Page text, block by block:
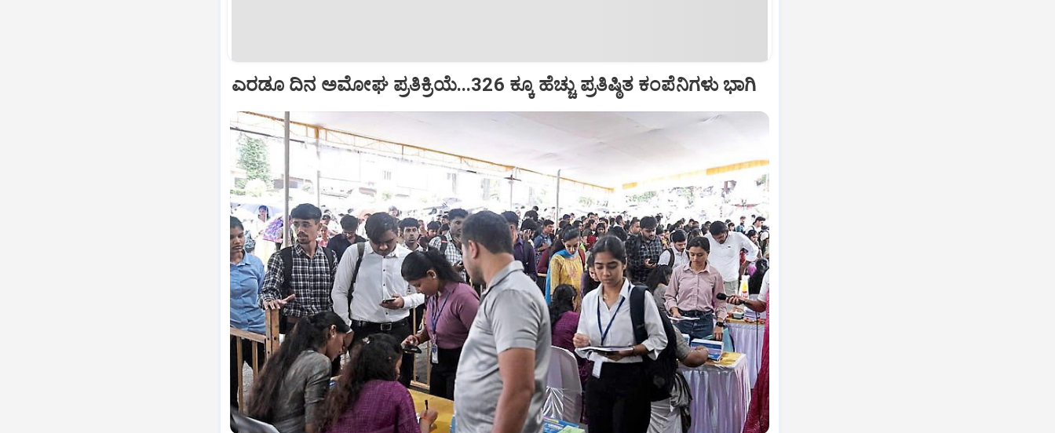
ಎರಡೂ ದಿನ ಅಮೋಘ ಪ್ರತಿಕ್ರಿಯೆ...326 ಕ್ಕೂ ಹೆಚ್ಚು ಪ್ರತಿಷ್ಠಿತ ಕಂಪೆನಿಗಳು ಭಾಗಿ